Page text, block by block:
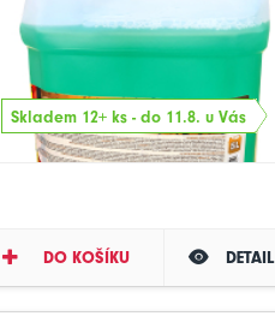
Skladem 12+ ks - do 11.8. u Vás
DO KOŠÍKU DETAIL